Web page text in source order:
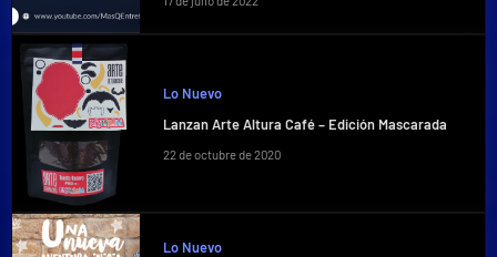
Lo Nuevo
Lanzan Arte Altura Café – Edición Mascarada
22 de octubre de 2020
Lo Nuevo